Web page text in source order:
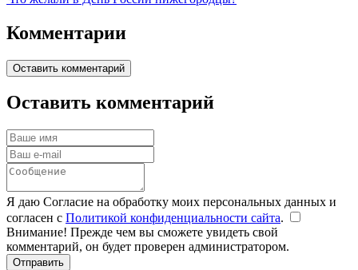
Комментарии
Оставить комментарий
Оставить комментарий
Я даю Согласие на обработку моих персональных данных и
согласен с Политикой конфиденциальности сайта.
Внимание! Прежде чем вы сможете увидеть свой
комментарий, он будет проверен администратором.
Отправить